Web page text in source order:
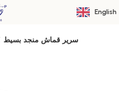
English
سرير قماش منجد بسيط